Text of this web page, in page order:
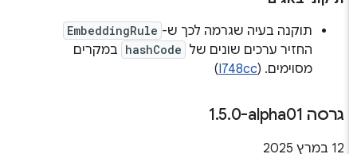
תוקנה בעיה שגרמה לכך ש- EmbeddingRule
החזיר ערכים שונים של hashCode במקרים
מסוימים. (I748cc
)
גרסה ‎1 .5.0-alpha01
‫12 במרץ 2025